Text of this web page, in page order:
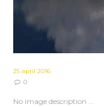
25 april 2016
0
No image description ...